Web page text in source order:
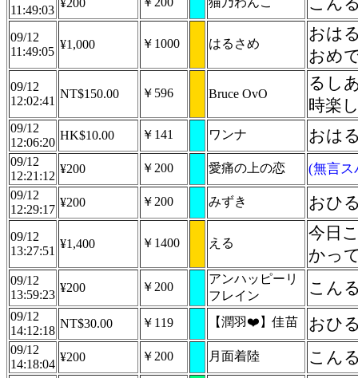
11:49:03
¥200
09/12
11:49:05
¥1,000 ￥1000 はるさめ
おは
おめ
09/12
12:02:41
NT$150.00 ￥596 Bruce OvO
るし
時楽
09/12
12:06:20
HK$10.00 ￥141 ワンナ おは
09/12
12:21:12
¥200 ￥200 愛痛の上の恋 (無言ス
09/12
12:29:17
¥200 ￥200 みずき おひ
09/12
13:27:51
¥1,400 ￥1400 える
今日
かっ
09/12
13:59:23
¥200 ￥200
アンハッピーリ
フレイン
こん
09/12
14:12:18
NT$30.00 ￥119 【潤羽❤️】佳苗
09/12
14:18:04
¥200 ￥200 月面着陸 こん